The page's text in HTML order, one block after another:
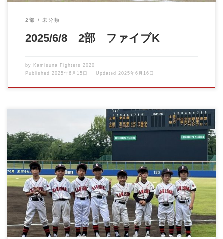
2部 未分類
2025/6/8 2部 ファイブK
by Kamisuna Fighters 2020
Published
2025年6月15日 Updated 2025年6月16日
6月8日に、コトブキヤスタジアムにて ジャイアンツアカデミーち
びっ子野球教室が行 […]